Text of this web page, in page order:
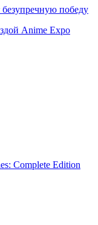
победу
Anime Expo
Complete Edition